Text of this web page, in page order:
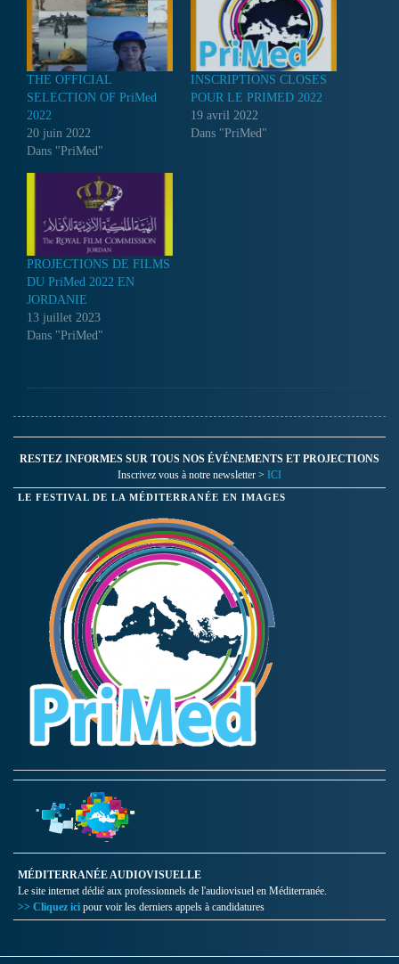
THE OFFICIAL
SELECTION OF PriMed
2022
20 juin 2022
Dans "PriMed"
INSCRIPTIONS CLOSES
POUR LE PRIMED 2022
19 avril 2022
Dans "PriMed"
PROJECTIONS DE FILMS
DU PriMed 2022 EN
JORDANIE
13 juillet 2023
Dans "PriMed"
RESTEZ INFORMES SUR TOUS NOS ÉVÉNEMENTS ET PROJECTIONS
Inscrivez vous à notre newsletter > ICI
LE FESTIVAL DE LA MÉDITERRANÉE EN IMAGES
MÉDITERRANÉE AUDIOVISUELLE
Le site internet dédié aux professionnels de l'audiovisuel en Méditerranée.
>> Cliquez ici pour voir les derniers appels à candidatures